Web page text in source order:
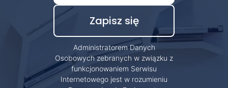
Administratorem Danych
Osobowych zebranych w związku z
funkcjonowaniem Serwisu
Internetowego jest w rozumieniu